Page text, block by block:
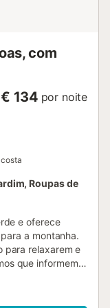
com
€ 134 por noite
Roupas de
e oferece
a montanha.
para relaxarem e
que informem
efetuarem a
do sistema de